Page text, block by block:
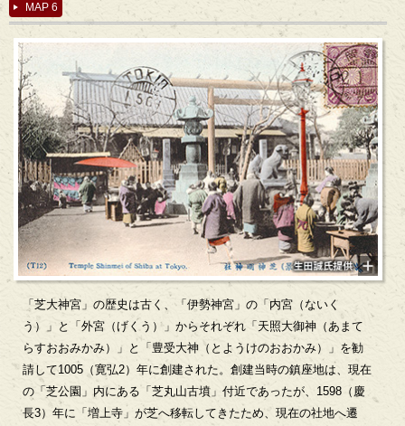
MAP 6
「芝大神宮」の歴史は古く、「伊勢神宮」の「内宮（ないく
う）」と「外宮（げくう）」からそれぞれ「天照大御神（あまて
らすおおみかみ）」と「豊受大神（とようけのおおかみ）」を勧
請して1005（寛弘2）年に創建された。創建当時の鎮座地は、現在
の「芝公園」内にある「芝丸山古墳」付近であったが、1598（慶
長3）年に「増上寺」が芝へ移転してきたため、現在の社地へ遷